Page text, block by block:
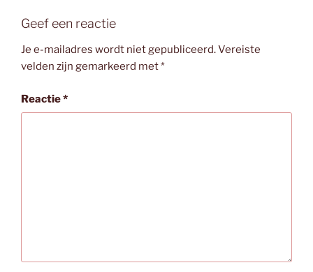
Geef een reactie
Je e-mailadres wordt niet gepubliceerd.Vereiste
velden zijn gemarkeerd met*
Reactie*